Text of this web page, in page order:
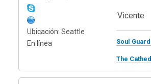
Ubicación: Seattle
En línea
Vicente
Soul
The